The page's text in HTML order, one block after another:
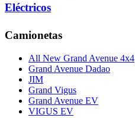
Eléctricos
Camionetas
All New Grand Avenue 4x4
Grand Avenue Dadao
JIM
Grand Vigus
Grand Avenue EV
VIGUS EV